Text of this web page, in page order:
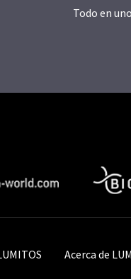
Todo en uno
Acerca de